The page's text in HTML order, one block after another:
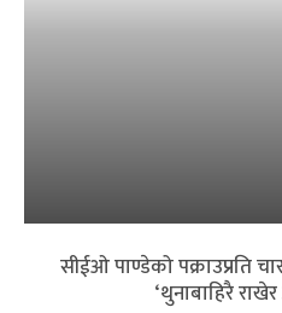
सीईओ पाण्डेको पक्राउप्रति
‘थुनाबाहिरै